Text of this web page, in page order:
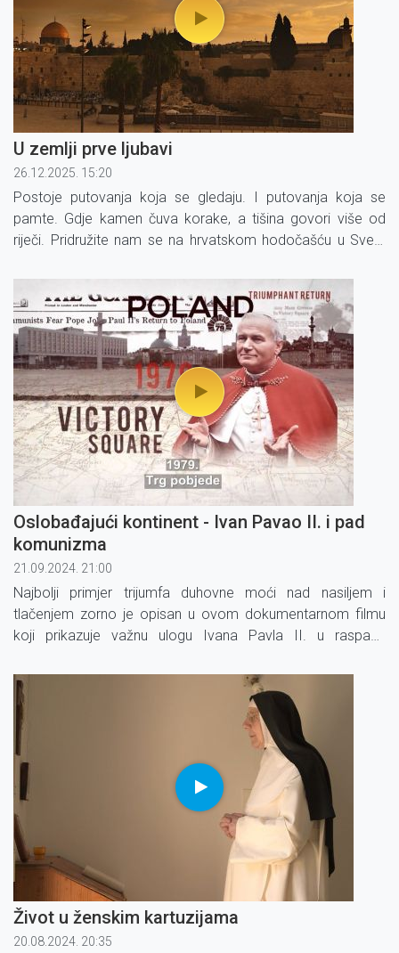
U zemlji prve ljubavi
26.12.2025. 15:20
Postoje putovanja koja se gledaju. I putovanja koja se
pamte. Gdje kamen čuva korake, a tišina govori više od
riječi. Pridružite nam se na hrvatskom hodočašću u Svetu
Jeruzalem.
Oslobađajući kontinent - Ivan Pavao II. i pad
komunizma
21.09.2024. 21:00
Najbolji primjer trijumfa duhovne moći nad nasiljem i
tlačenjem zorno je opisan u ovom dokumentarnom filmu
koji prikazuje važnu ulogu Ivana Pavla II. u raspadu
Život u ženskim kartuzijama
20.08.2024. 20:35